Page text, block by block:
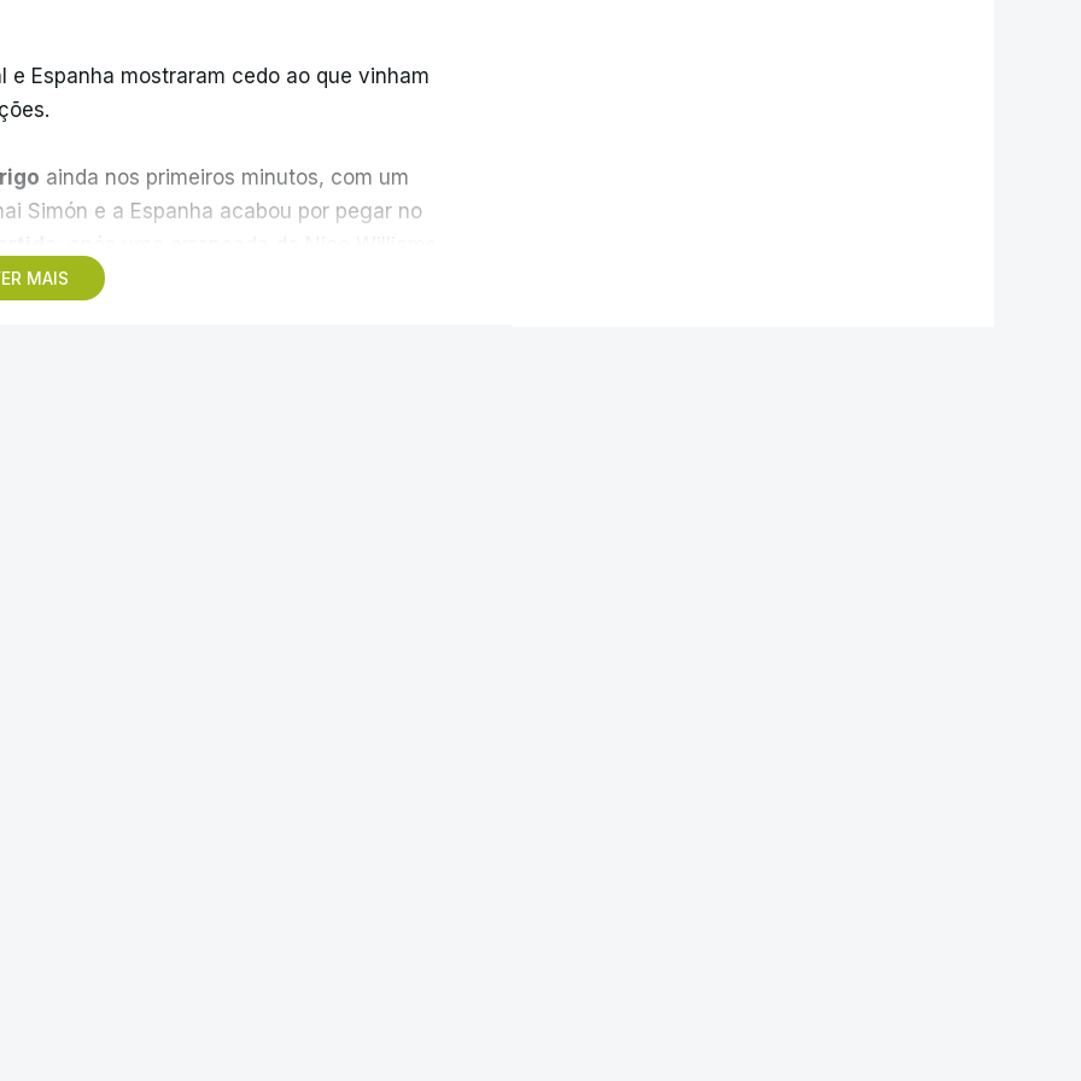
MAIS
Espanha mostraram cedo ao que vinham
ainda nos primeiros minutos, com um
Simón e a Espanha acabou por pegar no
área.
O remate saiu fraco e ao lado